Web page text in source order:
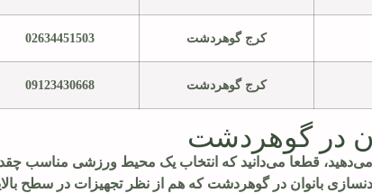
کرج گوهردشت 02634451503
کرج گوهردشت 09123430668
در گوهردشت
قطعا می‌دانید که انتخاب یک محیط ورزشی مناسب
بدنسازی بانوان در گوهردشت که هم از نظر تجهیزات در سطح